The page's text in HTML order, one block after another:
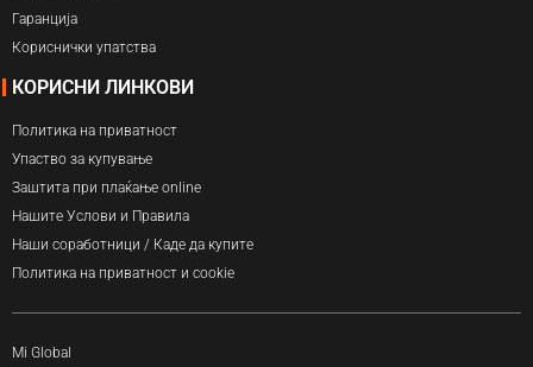
Гаранција
Кориснички упатства
КОРИСНИ ЛИНКОВИ
Политика на приватност
Упаство за купување
Заштита при плаќање online
Нашите Услови и Правила
Наши соработници / Каде да купите
Политика на приватност и cookie
Mi Global